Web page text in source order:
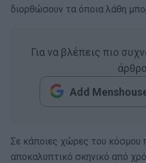
διορθώσουν τα όποια λάθη
Για να βλέπεις πιο
Add
Σε κάποιες χώρες του κόσμου
αποκαλυπτικό σκηνικό από